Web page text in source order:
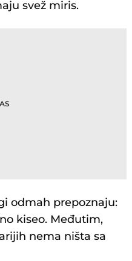
svež miris.
odmah prepoznaju:
kiseo. Međutim,
nema ništa sa